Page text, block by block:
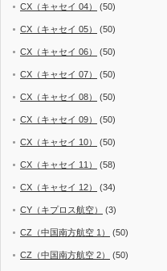
CX（キャセイ 04） (50)
CX（キャセイ 05） (50)
CX（キャセイ 06） (50)
CX（キャセイ 07） (50)
CX（キャセイ 08） (50)
CX（キャセイ 09） (50)
CX（キャセイ 10） (50)
CX（キャセイ 11） (58)
CX（キャセイ 12） (34)
CY（キプロス航空） (3)
CZ（中国南方航空 1） (50)
CZ（中国南方航空 2） (50)